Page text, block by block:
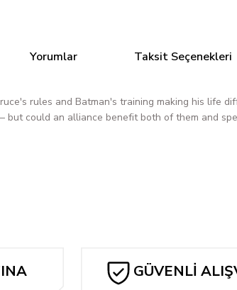
Yorumlar Taksit Seçenekleri
rules and Batman's training making his life
could an alliance benefit both of them and
GÜVENLİ